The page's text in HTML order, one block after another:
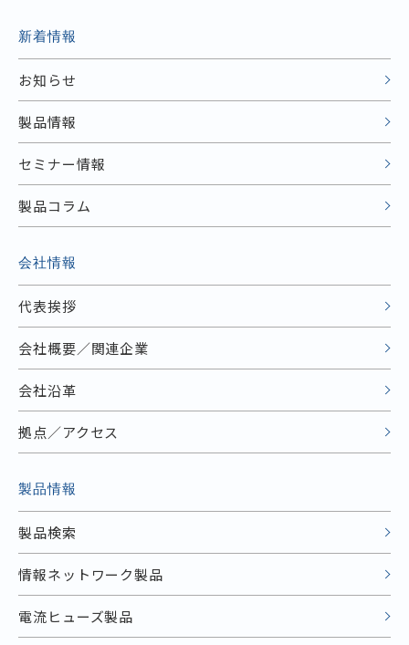
新着情報
お知らせ
製品情報
セミナー情報
製品コラム
会社情報
代表挨拶
会社概要／関連企業
会社沿革
拠点／アクセス
製品情報
製品検索
情報ネットワーク製品
電流ヒューズ製品